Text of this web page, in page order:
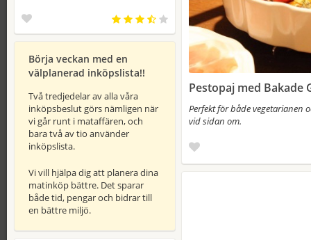
Börja veckan med en
välplanerad inköpslista!!
Två tredjedelar av alla våra
inköpsbeslut görs nämligen när
vi går runt i mataffären, och
bara två av tio använder
inköpslista.
Vi vill hjälpa dig att planera dina
matinköp bättre. Det sparar
både tid, pengar och bidrar till
en bättre miljö.
Pestopaj med Bakade
Perfekt för både vegetarianen
vid sidan om.